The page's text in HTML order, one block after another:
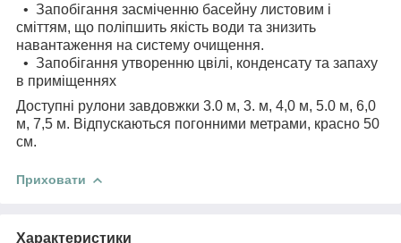
• Запобігання засміченню басейну листовим і
сміттям, що поліпшить якість води та знизить
навантаження на систему очищення.
• Запобігання утворенню цвілі, конденсату та запаху
в приміщеннях
Доступні рулони завдовжки 3.0 м, 3. м, 4,0 м, 5.0 м, 6,0
м, 7,5 м. Відпускаються погонними метрами, красно 50
см.
Приховати
Характеристики